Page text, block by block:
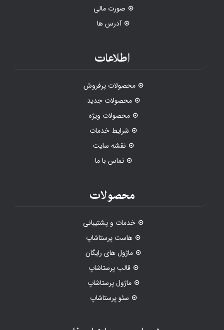
صورت مالی
آدرس ها
اطلاعات
محصولات پرفروش
محصولات جدید
محصولات ویژه
شرایط خدمات
نقشه سایت
تماس با ما
محصولات
خدمات و پشتیبانی
هاست پرستاشاپ
ماژول های رایگان
قالب پرستاشاپ
ماژول پرستاشاپ
سئو پرستاشاپ